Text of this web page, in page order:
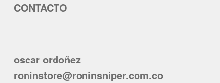
CONTACTO
oscar ordoñez
roninstore@roninsniper.com.co